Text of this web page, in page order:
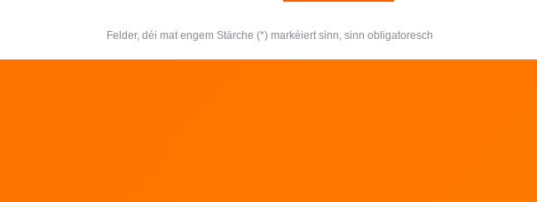
Felder, déi mat engem Stärche (*) markéiert sinn, sinn obligatoresch